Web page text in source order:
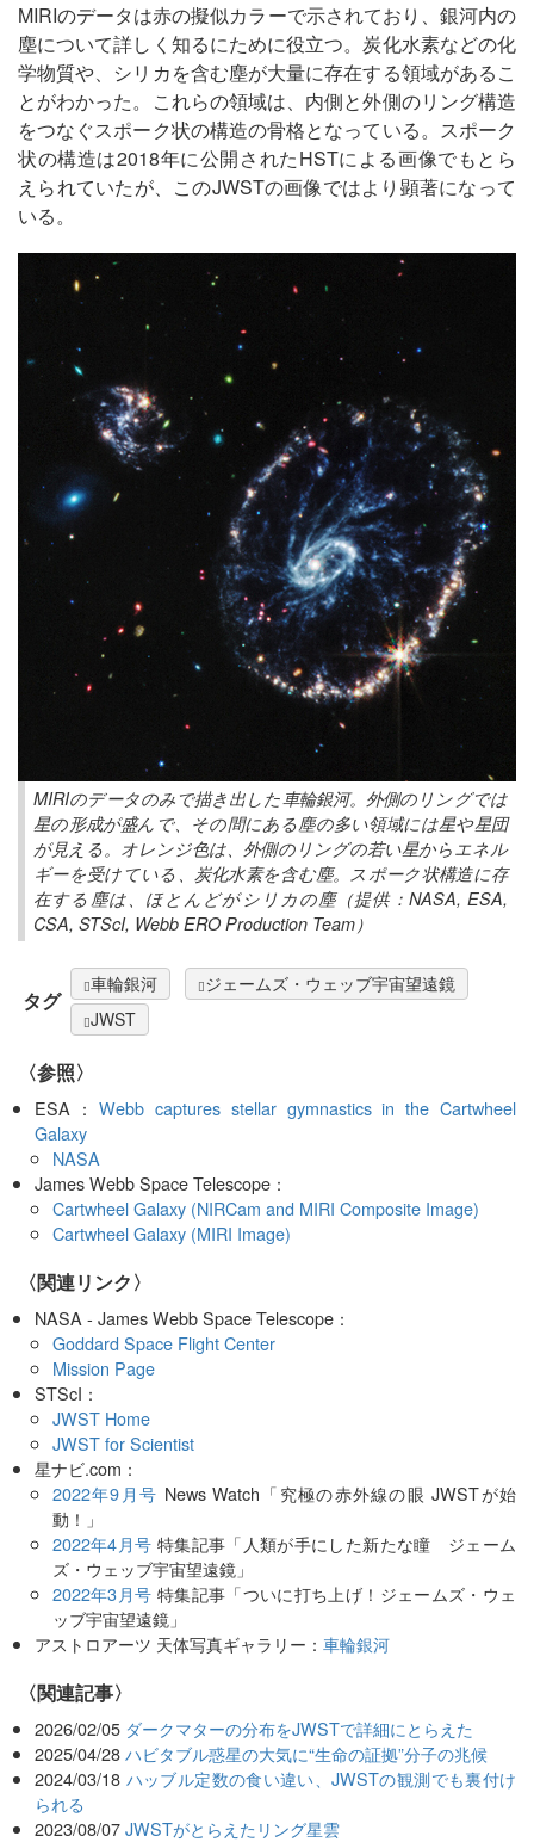
MIRIのデータは赤の擬似カラーで示されており、銀河内の
塵について詳しく知るにために役立つ。炭化水素などの化
学物質や、シリカを含む塵が大量に存在する領域があるこ
とがわかった。これらの領域は、内側と外側のリング構造
をつなぐスポーク状の構造の骨格となっている。スポーク
状の構造は2018年に公開されたHSTによる画像でもとら
えられていたが、このJWSTの画像ではより顕著になって
いる。
MIRIのデータのみで描き出した車輪銀河。外側のリングでは
星の形成が盛んで、その間にある塵の多い領域には星や星団
が見える。オレンジ色は、外側のリングの若い星からエネル
ギーを受けている、炭化水素を含む塵。スポーク状構造に存
在する塵は、ほとんどがシリカの塵（提供：NASA, ESA,
CSA, STScI, Webb ERO Production Team）
タグ
車輪銀河
ジェームズ・ウェッブ宇宙望遠鏡
JWST
〈参照〉
ESA：Webb captures stellar gymnastics in the Cartwheel
Galaxy
NASA
James Webb Space Telescope：
Cartwheel Galaxy (NIRCam and MIRI Composite Image)
Cartwheel Galaxy (MIRI Image)
〈関連リンク〉
NASA - James Webb Space Telescope：
Goddard Space Flight Center
Mission Page
STScI：
JWST Home
JWST for Scientist
星ナビ.com：
2022年9月号 News Watch「究極の赤外線の眼 JWSTが始
動！」
2022年4月号 特集記事「人類が手にした新たな瞳 ジェーム
ズ・ウェッブ宇宙望遠鏡」
2022年3月号 特集記事「ついに打ち上げ！ジェームズ・ウェ
ッブ宇宙望遠鏡」
アストロアーツ 天体写真ギャラリー：車輪銀河
関連記事
2026/02/05 ダークマターの分布をJWSTで詳細にとらえた
2025/04/28 ハビタブル惑星の大気に“生命の証拠”分子の兆候
2024/03/18 ハッブル定数の食い違い、JWSTの観測でも裏付け
られる
2023/08/07 JWSTがとらえたリング星雲